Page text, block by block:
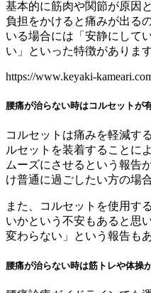
基本的に筋肉や関節が原因
負担をかけると痛みが出る
いる場合には「安静にして
い」といった特徴があります
https://www.keyaki-
腰痛が治らない時はコルセットが
コルセットは痛みを軽減す
ルセットを装着することに
ムーズにさせるという報告
け普通に過ごしたい方の場
また、コルセットを使用す
いかという不安もあると思
変わらない」という報告も
腰痛が治らない時は筋トレや体操